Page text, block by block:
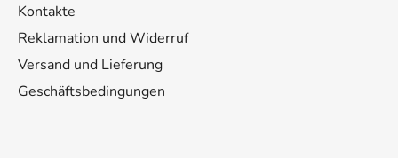
Kontakte
Reklamation und Widerruf
Versand und Lieferung
Geschäftsbedingungen